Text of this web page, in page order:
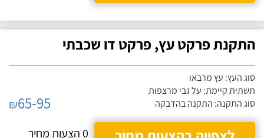
התקנת פרקט עץ, פרקט דו שכבתי
סוג העץ: עץ מרבאו
תשתית קיימת: על גבי מרצפות
סוג התקנה: התקנה בהדבקה
₪65-95
0 הצעות מחיר